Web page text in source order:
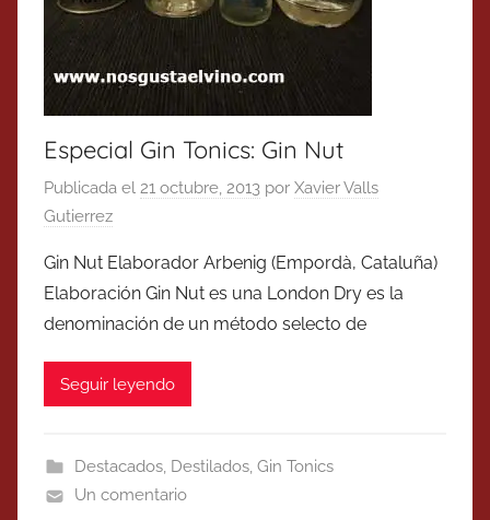
Especial Gin Tonics: Gin Nut
Publicada el 21 octubre, 2013 por Xavier Valls
Gutierrez
Gin Nut Elaborador Arbenig (Empordà, Cataluña)
Elaboración Gin Nut es una London Dry es la
denominación de un método selecto de
Seguir leyendo
Destacados, Destilados, Gin Tonics
Un comentario